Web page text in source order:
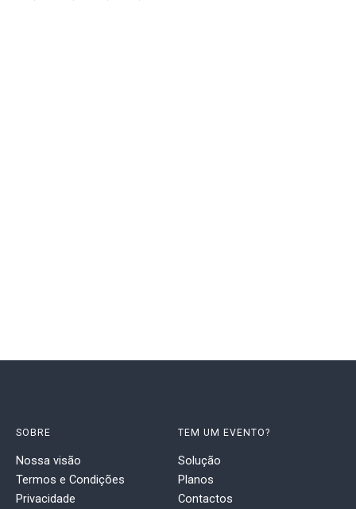
SOBRE
Nossa visão
Termos e Condições
Privacidade
TEM UM EVENTO?
Solução
Planos
Contactos